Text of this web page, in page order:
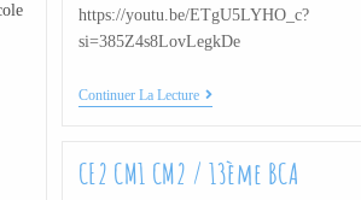
https://youtu.be/ETgU5LYHO_c?
si=385Z4s8LovLegkDe
Continuer La Lecture
CE2 CM1 CM2 / 13ème BCA